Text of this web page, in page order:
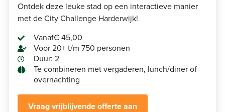
Ontdek deze leuke stad op een interactieve manier
met de City Challenge Harderwijk!
Vanaf€ 45,00
Voor 20+ t/m 750 personen
Duur: 2
Te combineren met vergaderen, lunch/diner of
overnachting
Vraag vrijblijvende offerte aan